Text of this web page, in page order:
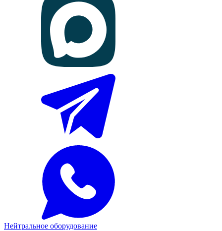
Нейтральное оборудование